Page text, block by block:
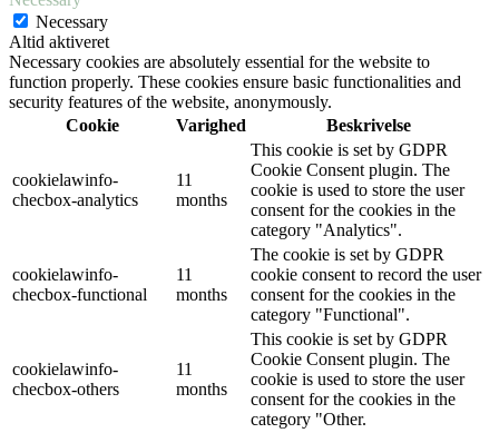
Necessary
Altid aktiveret
Necessary cookies are absolutely essential for the website to
function properly. These cookies ensure basic functionalities and
security features of the website, anonymously.
Cookie
Varighed Beskrivelse
cookielawinfo-
checbox-analytics
11
months
This cookie is set by GDPR
Cookie Consent plugin. The
cookie is used to store the user
consent for the cookies in the
category "Analytics".
cookielawinfo-
checbox-functional
11
months
The cookie is set by GDPR
cookie consent to record the user
consent for the cookies in the
category "Functional".
cookielawinfo-
checbox-others
11
months
This cookie is set by GDPR
Cookie Consent plugin. The
cookie is used to store the user
consent for the cookies in the
category "Other.